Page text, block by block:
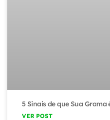
5 Sinais de que Sua Grama
VER POST